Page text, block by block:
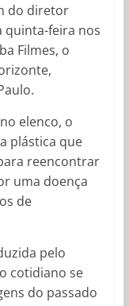
do diretor
quinta-feira nos
Filmes, o
elenco, o
plástica que
reencontrar
uma doença
de
pelo
cotidiano se
do passado